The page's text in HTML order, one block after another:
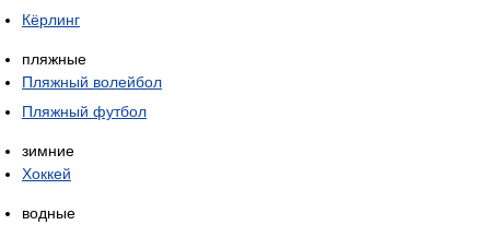
Кёрлинг
пляжные
Пляжный волейбол
Пляжный футбол
зимние
Хоккей
водные